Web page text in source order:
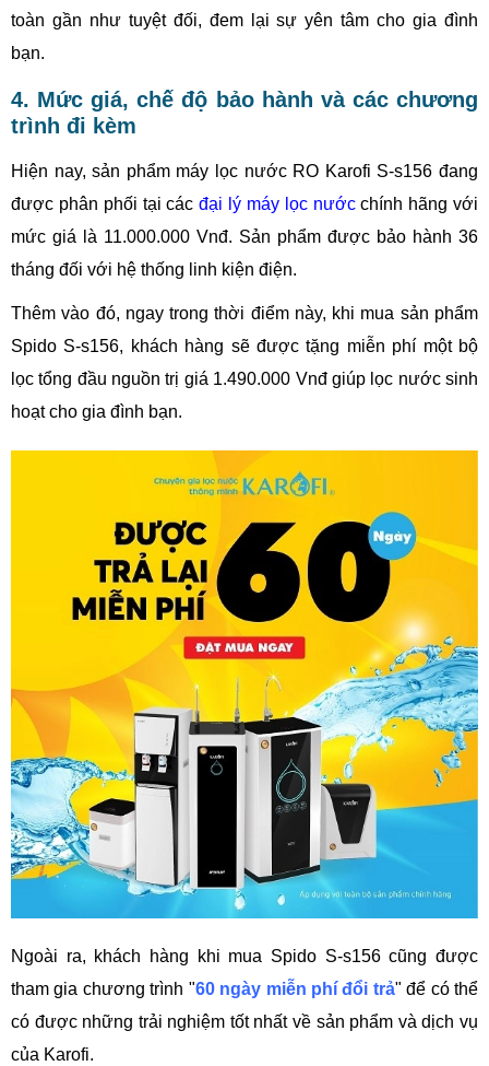
toàn gần như tuyệt đối, đem lại sự yên tâm cho gia đình
bạn.
4. Mức giá, chế độ bảo hành và các chương
trình đi kèm
Hiện nay, sản phẩm máy lọc nước RO Karofi S-s156 đang
được phân phối tại cácđại lý máy lọc nướcchính hãng với
mức giá là 11.000.000 Vnđ. Sản phẩm được bảo hành 36
tháng đối với hệ thống linh kiện điện.
Thêm vào đó, ngay trong thời điểm này, khi mua sản phẩm
Spido S-s156, khách hàng sẽ được tặng miễn phí một bộ
lọc tổng đầu nguồn trị giá 1.490.000 Vnđ giúp lọc nước sinh
hoạt cho gia đình bạn.
Ngoài ra, khách hàng khi mua Spido S-s156 cũng được
tham gia chương trình "60 ngày miễn phí đổi trả" để có thể
có được những trải nghiệm tốt nhất về sản phẩm và dịch vụ
của Karofi.